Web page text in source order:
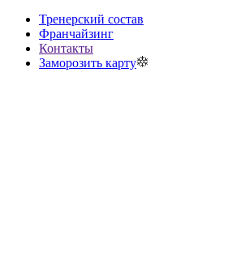
Тренерский состав
Франчайзинг
Контакты
Заморозить карту